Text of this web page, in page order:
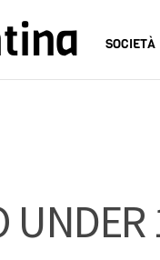
SOCIETÀ